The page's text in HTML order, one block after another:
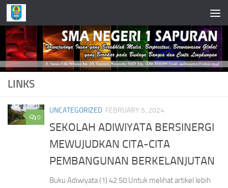
Skip to content
LINKS
0
UNCATEGORIZED FEBRUARY 5, 2024
SEKOLAH ADIWIYATA BERSINERGI
MEWUJUDKAN CITA-CITA
PEMBANGUNAN BERKELANJUTAN
Buku Adiwiyata (1) 42 50 Untuk melihat artikel lebih